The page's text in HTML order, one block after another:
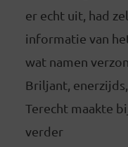
er echt uit, had
informatie van
wat namen
Briljant,
Terecht maakte
verder